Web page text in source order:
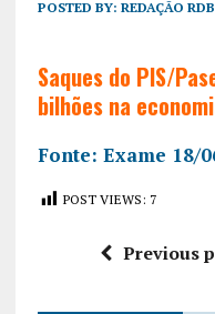
POSTED BY: REDAÇÃO
Saques do PIS/
bilhões na
Fonte: Exame 18/
POST VIEWS: 7
Previous